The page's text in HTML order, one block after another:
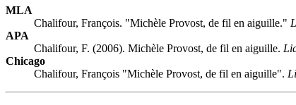
MLA
Chalifour, François. "Michèle Provost, de fil en aiguille."
APA
Chalifour, F. (2006). Michèle Provost, de fil en aiguille.
Chicago
Chalifour, François "Michèle Provost, de fil en aiguille".